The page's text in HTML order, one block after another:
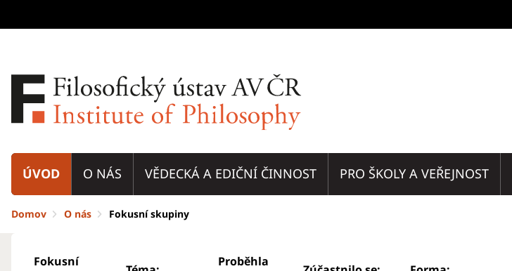
ÚVOD O NÁS VĚDECKÁ A EDIČNÍ ČINNOST PRO ŠKOLY A VEŘEJNOST
Domov O nás Fokusní skupiny
Fokusní
Proběhla